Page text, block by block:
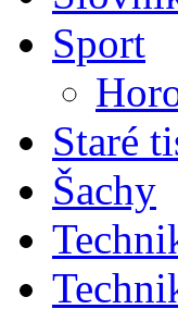
Sport
Staré
Šachy